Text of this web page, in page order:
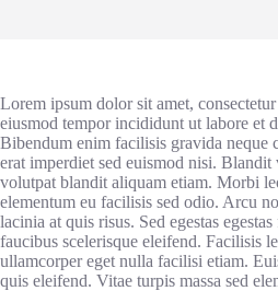
Lorem ipsum dolor sit amet,
eiusmod tempor incididunt ut labore et
Bibendum enim facilisis gravida neque
erat imperdiet sed euismod nisi. Blandit
volutpat blandit aliquam etiam. Morbi
elementum eu facilisis sed odio. Arcu
lacinia at quis risus. Sed egestas
faucibus scelerisque eleifend. Facilisis
ullamcorper eget nulla facilisi etiam.
quis eleifend. Vitae turpis massa sed